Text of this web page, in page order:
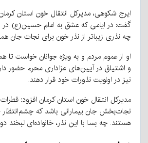
ایرج شکوهی، مدیرکل انتقال خون استان
گفت: در ایامی که عشق به امام حسین(ع) در
چه نذری زیباتر از نذر خون برای نجات جان
او از عموم مردم و به ویژه جوانان خواست تا
و اشتیاق در آیین‌های عزاداری محرم حضور
نیز در اولویت نذورات خود قرار دهند.
مدیرکل انتقال خون استان کرمان افزود:
نجات‌بخش جان بیمارانی باشد که چشم‌انتظار
هستند. چه بسا با این نذر، خانواده‌ای لبخند